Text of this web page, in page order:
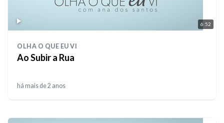
6:52
OLHA O QUE EU VI
Ao Subir a Rua
há mais de 2 anos